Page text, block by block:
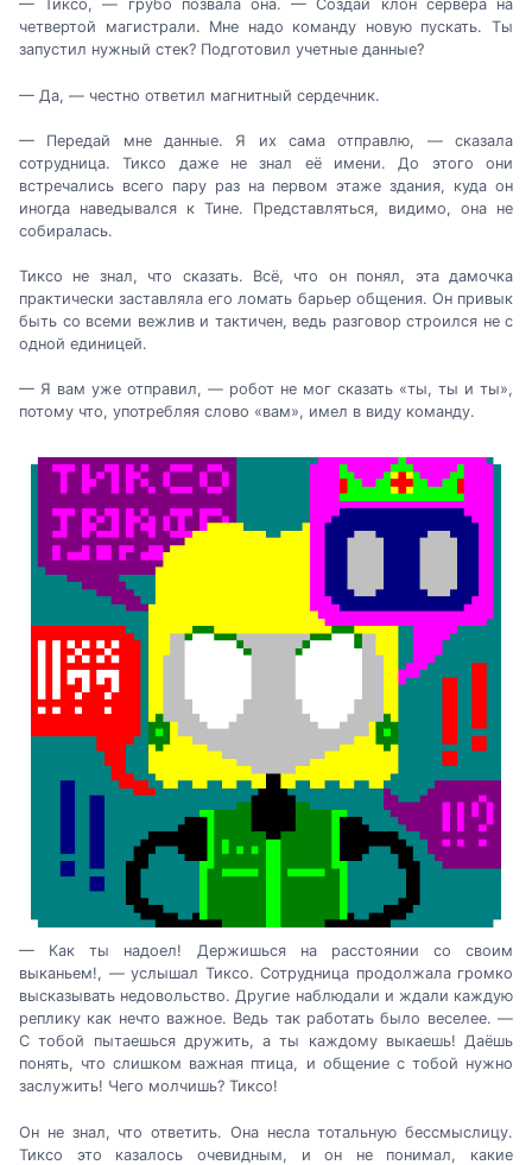
— Тиксо, — грубо позвала она. — Создай клон сервера на
четвертой магистрали. Мне надо команду новую пускать. Ты
запустил нужный стек? Подготовил учетные данные?
— Да, — честно ответил магнитный сердечник.
— Передай мне данные. Я их сама отправлю, — сказала
сотрудница. Тиксо даже не знал её имени. До этого они
встречались всего пару раз на первом этаже здания, куда он
иногда наведывался к Тине. Представляться, видимо, она не
собиралась.
Тиксо не знал, что сказать. Всё, что он понял, эта дамочка
практически заставляла его ломать барьер общения. Он привык
быть со всеми вежлив и тактичен, ведь разговор строился не с
одной единицей.
— Я вам уже отправил, — робот не мог сказать «ты, ты и ты»,
потому что, употребляя слово «вам», имел в виду команду.
— Как ты надоел! Держишься на расстоянии со своим
выканьем!, — услышал Тиксо. Сотрудница продолжала громко
высказывать недовольство. Другие наблюдали и ждали каждую
реплику как нечто важное. Ведь так работать было веселее. —
С тобой пытаешься дружить, а ты каждому выкаешь! Даёшь
понять, что слишком важная птица, и общение с тобой нужно
заслужить! Чего молчишь? Тиксо!
Он не знал, что ответить. Она несла тотальную бессмыслицу.
Тиксо это казалось очевидным, и он не понимал, какие